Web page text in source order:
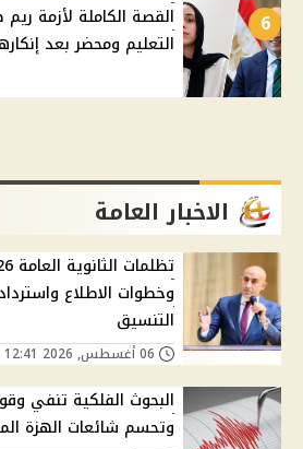
6
التعليم ومحضر بعد
الاخبار العامة
وخطوات الاطلاع
التنسيق
البحوث الفلكية تنفي
وتحسم شائعات الهزة